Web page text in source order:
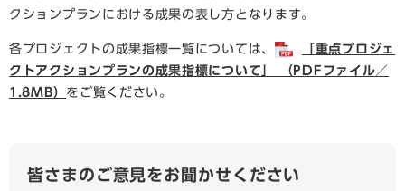
クションプランにおける成果の表し方となります。
各プロジェクトの成果指標一覧については、
「重点プロジェ
クトアクションプランの成果指標について」 （PDFファイル／
1.8MB） をご覧ください。
皆さまのご意見をお聞かせください